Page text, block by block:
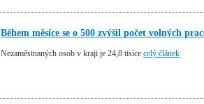
Během měsíce se o 500 zvýšil počet volných
Nezaměstnaných osob v kraji je 24,8 tisíce celý článek